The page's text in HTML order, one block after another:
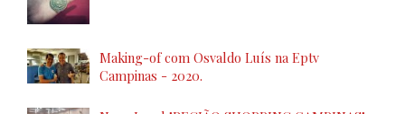
Making-of com Osvaldo Luís na Eptv
Campinas - 2020.